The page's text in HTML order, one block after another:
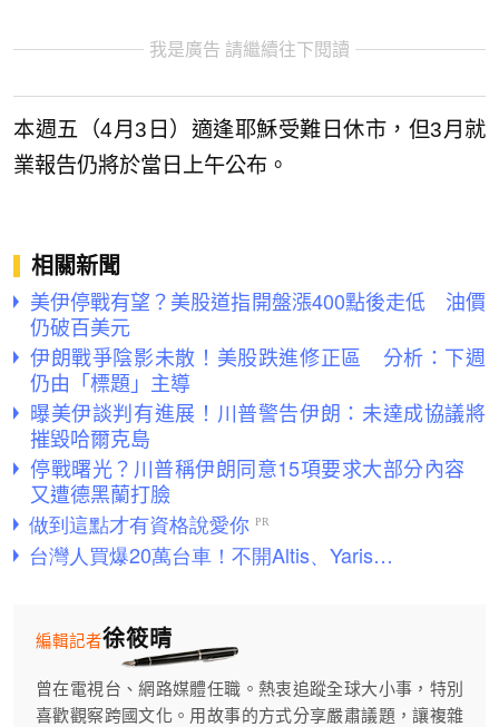
我是廣告 請繼續往下閱讀
本週五（4月3日）適逢耶穌受難日休市，但3月就
業報告仍將於當日上午公布。
相關新聞
美伊停戰有望？美股道指開盤漲400點後走低 油價
仍破百美元
伊朗戰爭陰影未散！美股跌進修正區 分析：下週
仍由「標題」主導
曝美伊談判有進展！川普警告伊朗：未達成協議將
摧毀哈爾克島
停戰曙光？川普稱伊朗同意15項要求大部分內容
又遭德黑蘭打臉
徐筱晴
編輯記者
曾在電視台、網路媒體任職。熱衷追蹤全球大小事，特別
喜歡觀察跨國文化。用故事的方式分享嚴肅議題，讓複雜